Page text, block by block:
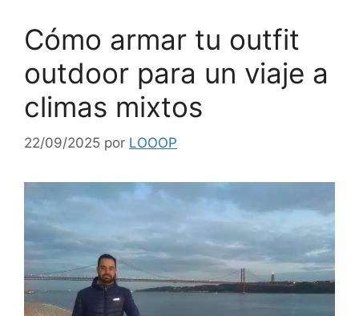
Cómo armar tu outfit
outdoor para un viaje a
climas mixtos
22/09/2025 por LOOOP